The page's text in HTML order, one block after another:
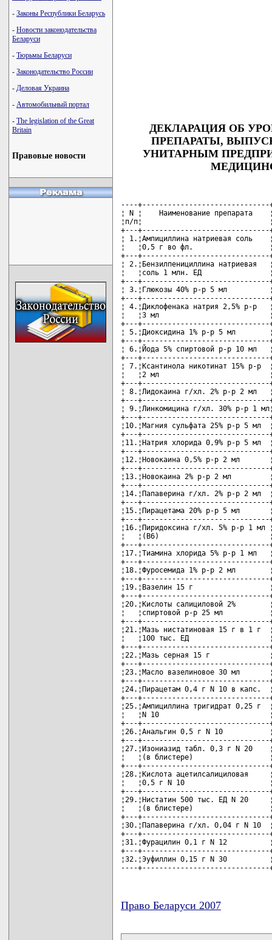
- Законы Республики Беларусь
- Новости законодательства
Беларуси
- Тюрьмы Беларуси
- Законодательство России
- Деловая Украина
- Автомобильный портал
- The legislation of the Great
Britain
Правовые новости
ДЕКЛАРАЦИЯ ОБ
ПРЕПАРАТЫ,
УНИТАРНЫМ
----
¦ N ¦    Наименование препарата
¦п/п¦
+---
¦ 1.¦Ампициллина натриевая
¦   ¦0,5 г во фл.
+---
¦ 2.¦Бензилпенициллина
¦   ¦соль 1 млн. ЕД
+---
¦ 3.¦Глюкозы 40% р-р 5 мл
+---
¦ 4.¦Диклофенака натрия
¦   ¦3 мл
+---
¦ 5.¦Диоксидина 1% р-р 5
+---
¦ 6.¦Йода 5% спиртовой р-р
+---
¦ 7.¦Ксантинола никотинат
¦   ¦2 мл
+---
¦ 8.¦Лидокаина г/хл. 2% р-р
+---
¦ 9.¦Линкомицина г/хл. 30%
+---
¦10.¦Магния сульфата 25% р-
+---
¦11.¦Натрия хлорида 0,9% р-
+---
¦12.¦Новокаина 0,5% р-р 2
+---
¦13.¦Новокаина 2% р-р 2 мл
+---
¦14.¦Папаверина г/хл. 2% р-
+---
¦15.¦Пирацетама 20% р-р 5
+---
¦16.¦Пиридоксина г/хл. 5% р-
¦   ¦(В6)
+---
¦17.¦Тиамина хлорида 5% р-р
+---
¦18.¦Фуросемида 1% р-р 2
+---
¦19.¦Вазелин 15 г
+---
¦20.¦Кислоты салициловой
¦   ¦спиртовой р-р 25 мл
+---
¦21.¦Мазь нистатиновая 15 г
¦   ¦100 тыс. ЕД
+---
¦22.¦Мазь серная 15 г
+---
¦23.¦Масло вазелиновое 30
+---
¦24.¦Пирацетам 0,4 г N 10 в
+---
¦25.¦Ампициллина тригидрат
¦   ¦N 10
+---
¦26.¦Анальгин 0,5 г N 10
+---
¦27.¦Изониазид табл. 0,3 г
¦   ¦(в блистере)
+---
¦28.¦Кислота
¦   ¦0,5 г N 10
+---
¦29.¦Нистатин 500 тыс. ЕД N
¦   ¦(в блистере)
+---
¦30.¦Папаверина г/хл. 0,04 г
+---
¦31.¦Фурацилин 0,1 г N 12
+---
¦32.¦Эуфиллин 0,15 г N 30
----
Право Беларуси 2007